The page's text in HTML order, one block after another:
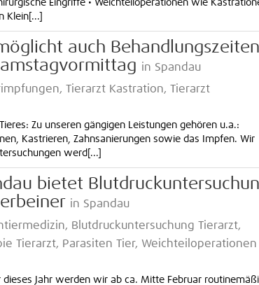
Eingriffe • Weichteiloperationen wie
Klein[...]
auch Behandlungszeiten
in Spandau
Tierarzt Kastration, Tierarzt
Zu unseren gängigen Leistungen gehören u.a.:
Kastrieren, Zahnsanierungen sowie das Impfen. Wir
werd[...]
bietet
in Spandau
Blutdruckuntersuchung Tierarzt,
Tierarzt, Parasiten Tier, Weichteiloperationen
Jahr werden wir ab ca. Mitte Februar